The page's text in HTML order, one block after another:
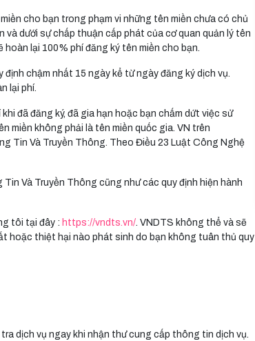
cho bạn trong phạm vi những tên miền chưa có chủ
dưới sự chấp thuận cấp phát của cơ quan quản lý tên
lại 100% phí đăng ký tên miền cho bạn.
chậm nhất 15 ngày kể từ ngày đăng ký dịch vụ.
lại phí.
đã đăng ký, đã gia hạn hoặc bạn chấm dứt việc sử
miền không phải là tên miền quốc gia. VN trên
Tin Và Truyền Thông. Theo Điều 23 Luật Công Nghệ
Và Truyền Thông cũng như các quy định hiện hành
tôi tại đây : https://vndts.vn/. VNDTS không thể và sẽ
hoặc thiệt hại nào phát sinh do bạn không tuân thủ quy
dịch vụ ngay khi nhận thư cung cấp thông tin dịch vụ.